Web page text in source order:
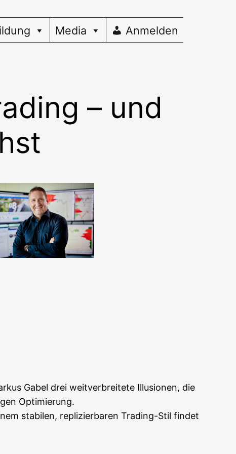
Media Anmelden
– und
Gabel drei weit­ver­brei­te­te Illu­sio­nen, die
Optimierung.
sta­bi­len, repli­zier­ba­ren Tra­ding-Stil fin­det